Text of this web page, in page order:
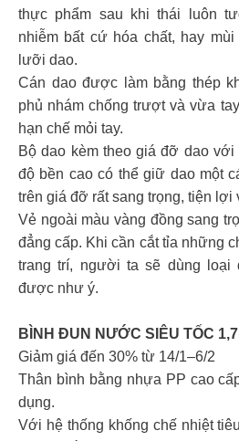
thực phẩm sau khi thái luôn
nhiễm bất cứ hóa chất, hay
lưỡi dao.
Cán dao được làm bằng thép
phủ nhám chống trượt và vừa
hạn chế mỏi tay.
Bộ dao kèm theo giá đỡ dao
độ bền cao có thể giữ dao một
trên giá đỡ rất sang trọng, tiện lợi
Vẻ ngoài màu vàng đồng sang
đẳng cấp. Khi cần cắt tỉa những
trang trí, người ta sẽ dùng loại
được như ý.
BÌNH ĐUN NƯỚC SIÊU TỐC
Giảm giá đến 30% từ 14/1–6/2
Thân bình bằng nhựa PP cao
dụng.
Với hệ thống khống chế nhiệt